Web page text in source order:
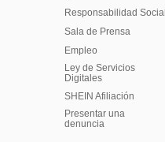
Responsabilidad Social
Sala de Prensa
Empleo
Ley de Servicios
Digitales
SHEIN Afiliación
Presentar una
denuncia